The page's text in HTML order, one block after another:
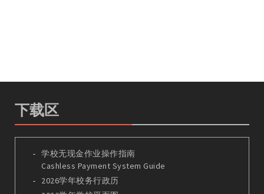
下载区
学校无现金作业操作指南
Cashless Payment System Guide
2026学年校务行政历